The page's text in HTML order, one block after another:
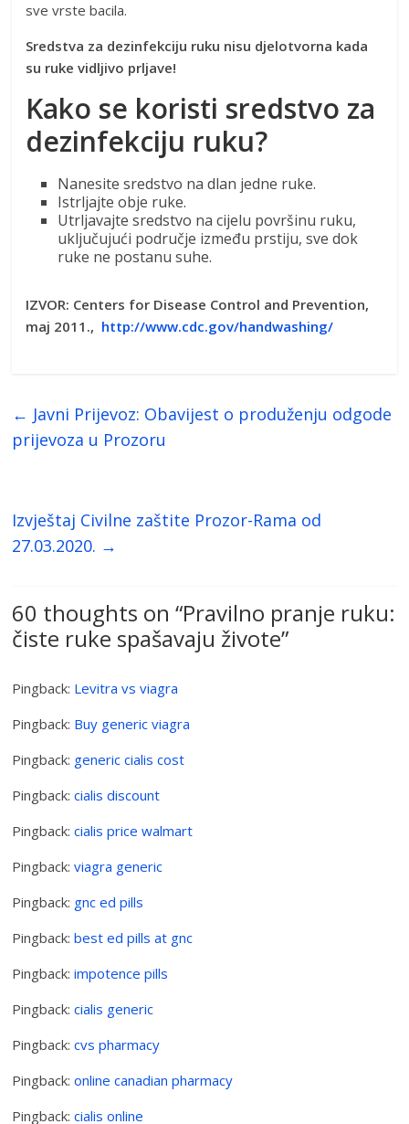
sve vrste bacila.
Sredstva za dezinfekciju ruku nisu djelotvorna kada
su ruke vidljivo prljave!
Kako se koristi sredstvo za
dezinfekciju ruku?
Nanesite sredstvo na dlan jedne ruke.
Istrljajte obje ruke.
Utrljavajte sredstvo na cijelu površinu ruku,
uključujući područje između prstiju, sve dok
ruke ne postanu suhe.
IZVOR: Centers for Disease Control and Prevention,
maj 2011., http://www.cdc.gov/handwashing/
← Javni Prijevoz: Obavijest o produženju odgode
prijevoza u Prozoru
Izvještaj Civilne zaštite Prozor-Rama od
27.03.2020. →
60 thoughts on “Pravilno pranje ruku:
čiste ruke spašavaju živote”
Pingback: Levitra vs viagra
Pingback: Buy generic viagra
Pingback: generic cialis cost
Pingback:cialis discount
Pingback:cialis price walmart
Pingback:viagra generic
Pingback: gnc ed pills
Pingback:best ed pills at gnc
Pingback:impotence pills
Pingback:cialis generic
Pingback:cvs pharmacy
Pingback:online canadian pharmacy
Pingback:cialis online